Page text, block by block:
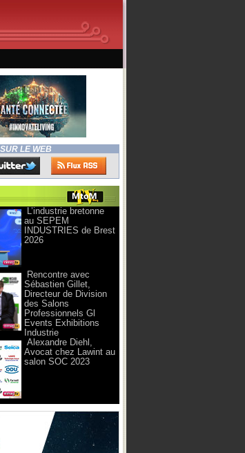
LE WEB
L’industrie bretonne
au SEPEM
INDUSTRIES de Brest
2026
Rencontre avec
Sébastien Gillet,
Directeur de Division
des Salons
Professionnels Gl
Events Exhibitions
Industrie
Alexandre Diehl,
Avocat chez Lawint au
salon SOC 2023